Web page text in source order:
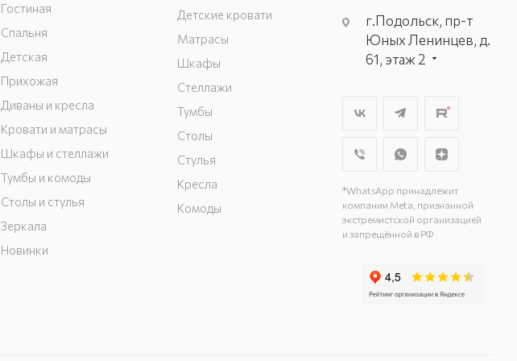
Гостиная
Спальня
Детская
Прихожая
Диваны и кресла
Кровати и матрасы
Шкафы и стеллажи
Тумбы и комоды
Столы и стулья
Зеркала
Новинки
Детские кровати
Матрасы
Шкафы
Стеллажи
Тумбы
Столы
Стулья
Кресла
Комоды
г.Подольск, пр-т
Юных Ленинцев, д.
61, этаж 2
29, стр.1, 2 этаж,
г. Подольск, ул.
г. Подольск, ул.
Загородная, д. 1
*WhatsApp принадлежит
компании Meta, признанной
экстремистской организацией
и запрещённой в РФ